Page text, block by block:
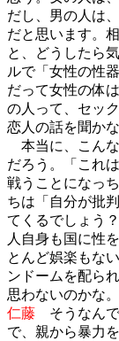
だし、男の人は
だと思います。
と、どうしたら
ルで「女性の性
だって女性の体
の人って、セッ
恋人の話を聞か
本当に、こん
だろう。「これ
戦うことになっ
ちは「自分が批
てくるでしょう
人自身も国に性
とんど娯楽もな
ンドームを配ら
思わないのかな。
仁藤 そうなんで
で、親から暴力